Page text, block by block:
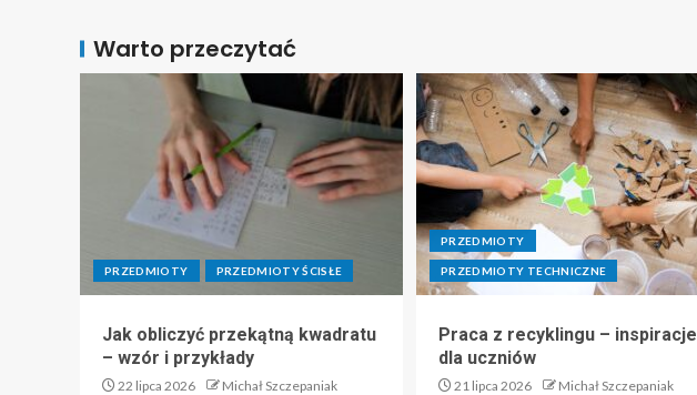
Warto przeczytać
PRZEDMIOTY PRZEDMIOTY ŚCISŁE
Jak obliczyć przekątną kwadratu
– wzór i przykłady
22 lipca 2026 Michał Szczepaniak
PRZEDMIOTY
PRZEDMIOTY TECHNICZNE
Praca z recyklingu – inspiracje
dla uczniów
21 lipca 2026 Michał Szczepaniak